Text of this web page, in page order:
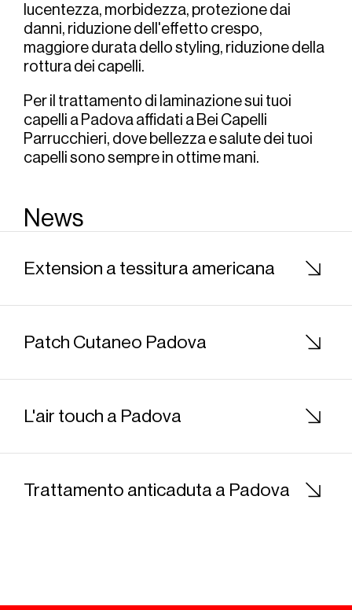
lucentezza, morbidezza, protezione dai
danni, riduzione dell'effetto crespo,
maggiore durata dello styling, riduzione della
rottura dei capelli.
Per il trattamento di laminazione sui tuoi
capelli a Padova affidati a Bei Capelli
Parrucchieri, dove bellezza e salute dei tuoi
capelli sono sempre in ottime mani.
News
Extension a tessitura americana
Patch Cutaneo Padova
L'air touch a Padova
Trattamento anticaduta a Padova